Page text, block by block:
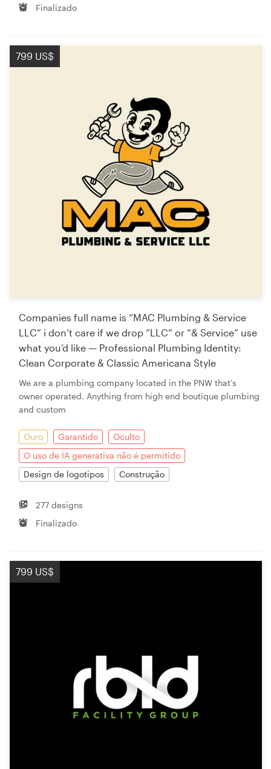
Finalizado
799 US$
Companies full name is “MAC Plumbing & Service
LLC” i don’t care if we drop “LLC” or “& Service” use
what you’d like — Professional Plumbing Identity:
Clean Corporate & Classic Americana Style
We are a plumbing company located in the PNW that’s
owner operated. Anything from high end boutique plumbing
and custom
Ouro Garantido
Oculto
O uso de IA generativa não é permitido
Design de logotipos
Construção
277 designs
Finalizado
799 US$